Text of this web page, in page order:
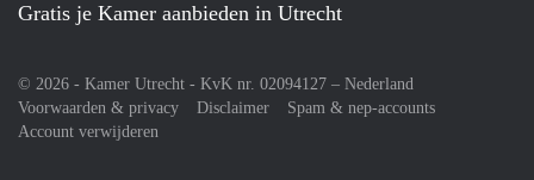
Gratis je Kamer aanbieden in Utrecht
© 2026 - Kamer Utrecht - KvK nr. 02094127 – Nederland
Voorwaarden & privacy
Disclaimer
Spam & nep-accounts
Account verwijderen